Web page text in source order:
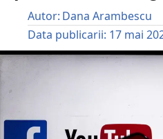
Autor: Dana Arambescu
Data publicarii: 17 mai